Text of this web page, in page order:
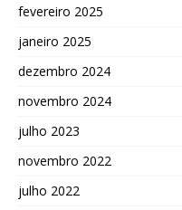
fevereiro 2025
janeiro 2025
dezembro 2024
novembro 2024
julho 2023
novembro 2022
julho 2022